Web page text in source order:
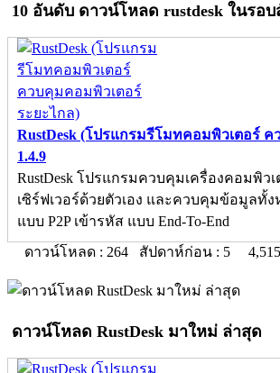
10 อันดับ ดาวน์โหลด rustdesk ในรอ
RustDesk (โปรแกรมรีโมทคอมพิวเตอร์
1.4.9
RustDesk โปรแกรมควบคุมเครื่องคอมพิว
เซิร์ฟเวอร์ด้วยตัวเอง และควบคุมข้อมูลทั้
แบบ P2P เข้ารหัส แบบ End-To-End
ดาวน์โหลด : 264 สัปดาห์ก่อน : 5
4,515
ดาวน์โหลด RustDesk มาใหม่ ล่าสุด